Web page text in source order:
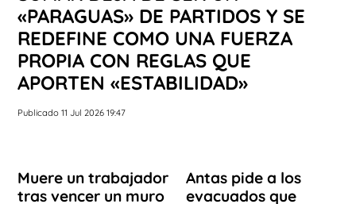
«PARAGUAS» DE PARTIDOS Y SE
REDEFINE COMO UNA FUERZA
PROPIA CON REGLAS QUE
APORTEN «ESTABILIDAD»
Publicado 11 Jul 2026 19:47
Muere un trabajador
tras vencer un muro
Antas pide a los
evacuados que